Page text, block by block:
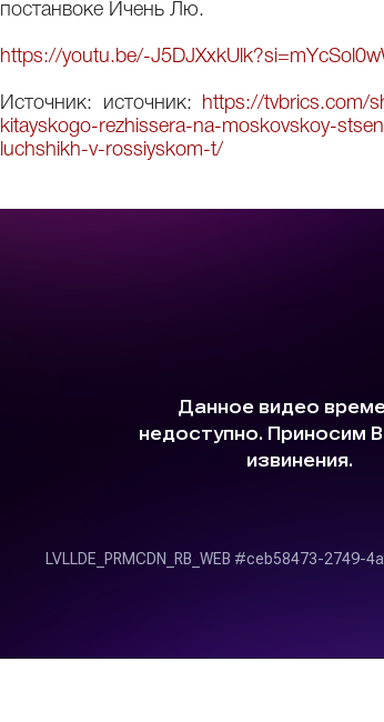
постанвоке Ичень Лю.
https://youtu.be/-
Источник: источник:
https://tvbrics.com/
kitayskogo-rezhissera-na-moskovskoy-
luchshikh-v-rossiyskom-t/